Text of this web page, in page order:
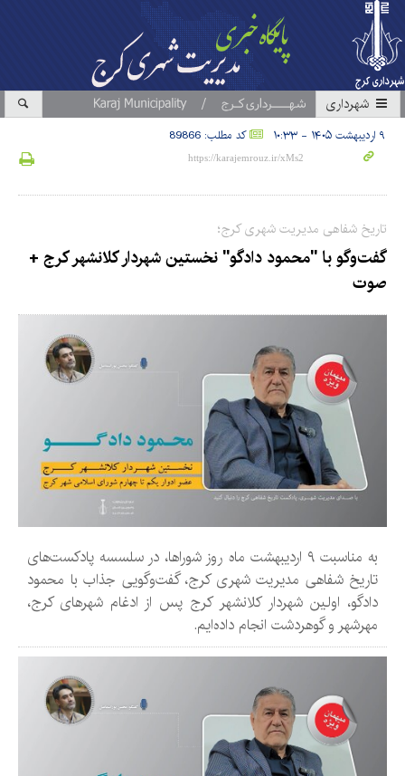
شهرداری
۹ اردیبهشت ۱۴۰۵ - ۱۰:۳۳ کد مطلب: 89866
تاریخ شفاهی مدیریت شهری کرج؛
گفت‌وگو با "محمود دادگو" نخستین شهردار کلانشهر کرج +
صوت
به مناسبت ۹ اردیبهشت ماه روز شوراها، در سلسسه پادکست‌های
تاریخ شفاهی مدیریت شهری کرج، گفت‌وگویی جذاب با محمود
دادگو، اولین شهردار کلانشهر کرج پس از ادغام شهرهای کرج،
مهرشهر و گوهردشت انجام داده‌ایم.